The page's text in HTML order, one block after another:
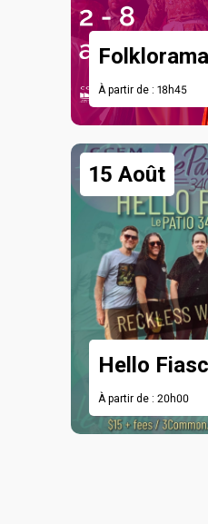
À partir de : 18h45
15 Août
Hello
À partir de : 20h00